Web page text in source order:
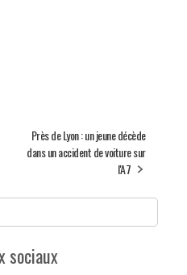
Près de Lyon : un jeune décède
dans un accident de voiture sur
l'A7
sociaux